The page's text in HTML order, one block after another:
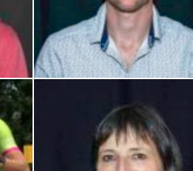
Philippe Tarral Co-Président Cyclotourisme – Secrétaire CODEP